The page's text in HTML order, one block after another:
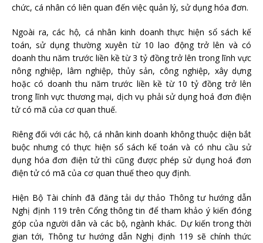
chức, cá nhân có liên quan đến việc quản lý, sử dụng hóa đơn.
Ngoài ra, các hộ, cá nhân kinh doanh thực hiện sổ sách kế
toán, sử dụng thường xuyên từ 10 lao động trở lên và có
doanh thu năm trước liền kề từ 3 tỷ đồng trở lên trong lĩnh vực
nông nghiệp, lâm nghiệp, thủy sản, công nghiệp, xây dựng
hoặc có doanh thu năm trước liền kề từ 10 tỷ đồng trở lên
trong lĩnh vực thương mại, dịch vụ phải sử dụng hoá đơn điện
tử có mã của cơ quan thuế.
Riêng đối với các hộ, cá nhân kinh doanh không thuộc diện bắt
buộc nhưng có thực hiện sổ sách kế toán và có nhu cầu sử
dụng hóa đơn điện tử thì cũng được phép sử dụng hoá đơn
điện tử có mã của cơ quan thuế theo quy định.
Hiện Bộ Tài chính đã đăng tải dự thảo Thông tư hướng dẫn
Nghị định 119 trên Cổng thông tin để tham khảo ý kiến đóng
góp của người dân và các bộ, ngành khác. Dự kiến trong thời
gian tới, Thông tư hướng dẫn Nghị định 119 sẽ chính thức